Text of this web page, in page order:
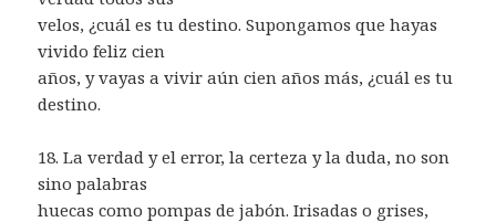
velos, ¿cuál es tu destino. Supongamos que hayas
vivido feliz cien
años, y vayas a vivir aún cien años más, ¿cuál es tu
destino.
18. La verdad y el error, la certeza y la duda, no son
sino palabras
huecas como pompas de jabón. Irisadas o grises,